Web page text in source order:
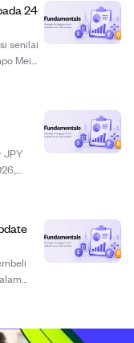
24
senilai
Mei
ini
JPY
saham